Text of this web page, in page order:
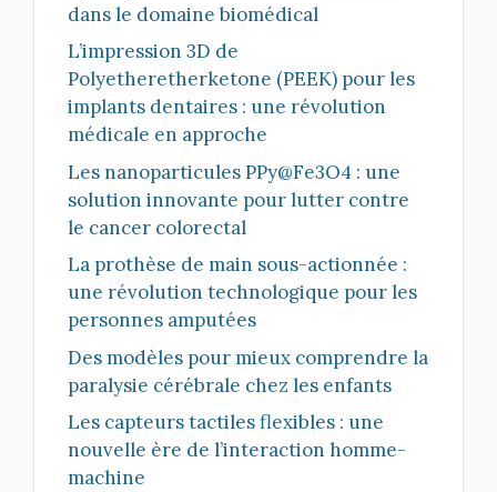
dans le domaine biomédical
L’impression 3D de
Polyetheretherketone (PEEK) pour les
implants dentaires : une révolution
médicale en approche
Les nanoparticules PPy@Fe3O4 : une
solution innovante pour lutter contre
le cancer colorectal
La prothèse de main sous-actionnée :
une révolution technologique pour les
personnes amputées
Des modèles pour mieux comprendre la
paralysie cérébrale chez les enfants
Les capteurs tactiles flexibles : une
nouvelle ère de l’interaction homme-
machine